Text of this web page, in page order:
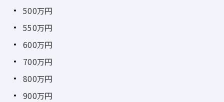
500万円
550万円
600万円
700万円
800万円
900万円